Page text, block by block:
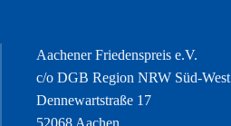
Aachener Friedenspreis e.V.
c/o DGB Region NRW Süd-West
Dennewartstraße 17
52068 Aachen